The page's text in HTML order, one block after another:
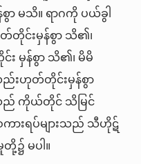
မသိ။ ရာဂကို ပယ်ခွါ
င်းမှန်စွာ သိ၏၊
မှန်စွာ သိ၏၊ မိမိ
းဟုတ်တိုင်းမှန်စွာ
ည် ကိုယ်တိုင် သိမြင်
ားရပ်များသည် သီဟိုဋ်
၌ မပါ။